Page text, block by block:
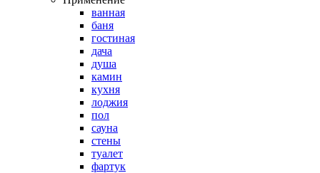
ванная
баня
гостиная
дача
душа
камин
кухня
лоджия
пол
сауна
стены
туалет
фартук